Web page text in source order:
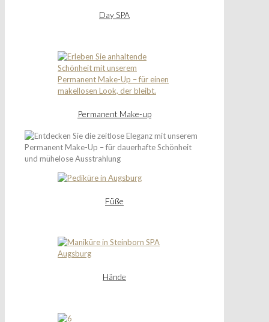
Day SPA
Permanent Make-up
Füße
Hände